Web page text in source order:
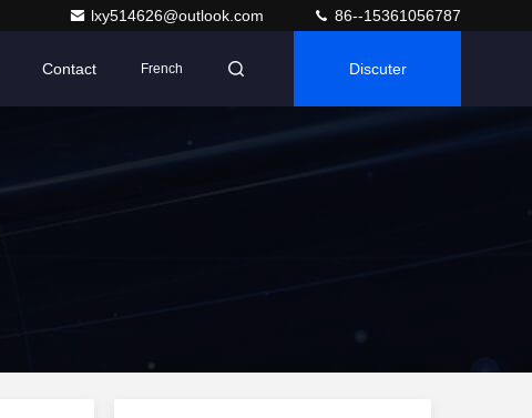
lxy514626@outlook.com 86--15361056787
Contact French Discuter